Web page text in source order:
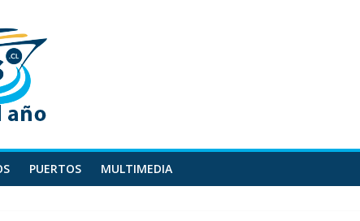
PUERTOS MULTIMEDIA